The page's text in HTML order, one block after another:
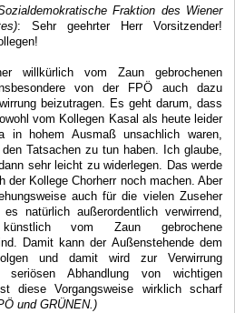
Fraktion des Wiener
: Sehr geehrter Herr Vorsitzender!
willkürlich vom Zaun gebrochenen
von der FPÖ auch dazu
beizutragen. Es geht darum, dass
vom Kollegen Kasal als heute leider
in hohem Ausmaß unsachlich waren,
Tatsachen zu tun haben. Ich glaube,
sehr leicht zu widerlegen. Das werde
der Kollege Chorherr noch machen. Aber
auch für die vielen Zuseher
natürlich außerordentlich verwirrend,
vom Zaun gebrochene
Damit kann der Außenstehende dem
und damit wird zur Verwirrung
Abhandlung von wichtigen
diese Vorgangsweise wirklich scharf
und GRÜNEN.)